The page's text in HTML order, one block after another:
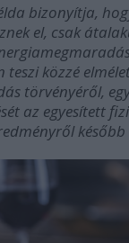
bizonyítja,
el, csak
közzé
törvényéről,
az egyesített